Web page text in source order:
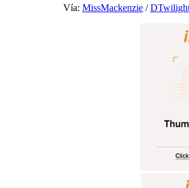
Vía: MissMackenzie /